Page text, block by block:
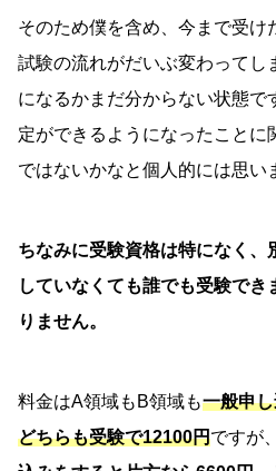
そのため僕を含め、今まで受け
試験の流れがだいぶ変わってし
になるかまだ分からない状態で
定ができるようになったことに
ではないかなと個人的には思い
ちなみに受験資格は特になく、
していなくても誰でも受験でき
りません。
料金はA領域もB領域も一般申
どちらも受験で12100円ですが、